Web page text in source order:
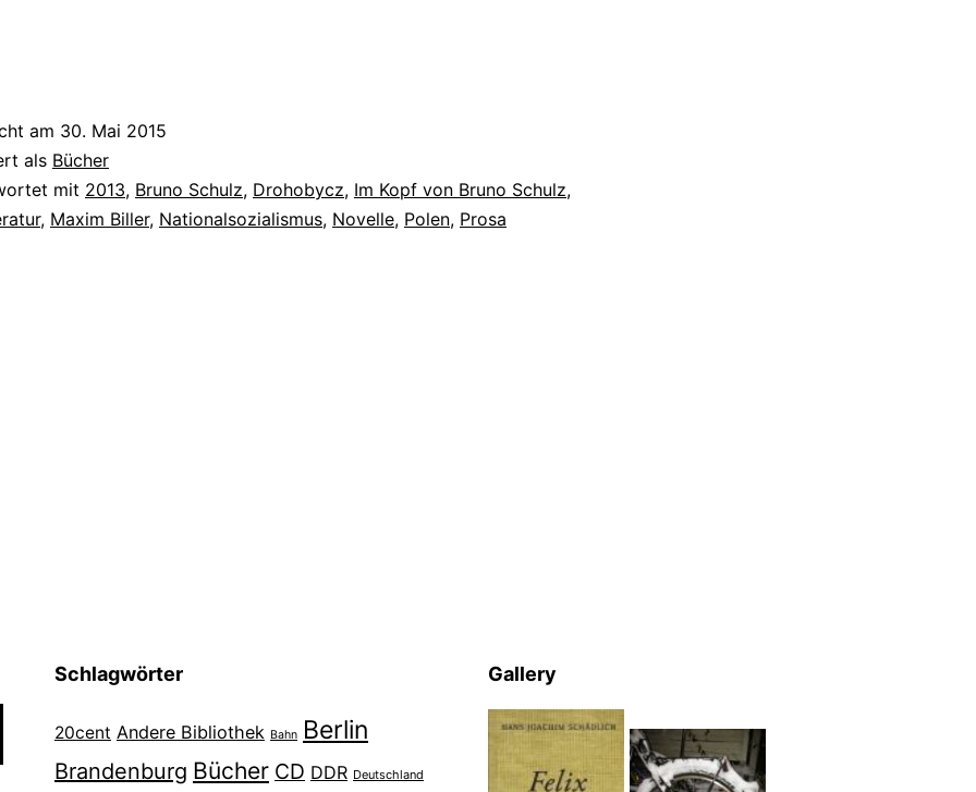
am 30. Mai 2015
als Bücher
mit 2013, Bruno Schulz, Drohobycz, Im Kopf von Bruno Schulz,
, Maxim Biller, Nationalsozialismus, Novelle, Polen, Prosa
Schlagwörter
20cent Andere Bibliothek Bahn Berlin
Brandenburg Bücher CD DDR Deutschland
Gallery